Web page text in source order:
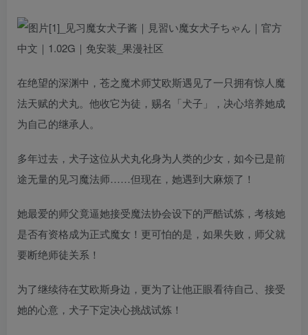
在绝望的深渊中，苍之魔术师艾欧斯遇见了一只拥有惊人魔
法天赋的犬丸。他收它为徒，赐名「犬子」，决心培养她成
为自己的继承人。
多年过去，犬子这位从犬丸化身为人类的少女，如今已是前
途无量的见习魔法师……但现在，她遇到大麻烦了！
她最爱的师父竟逼她接受魔法协会设下的严酷试炼，考核她
是否有资格成为正式魔女！更可怕的是，如果失败，师父就
要断绝师徒关系！
为了继续待在艾欧斯身边，更为了让他正眼看待自己、接受
她的心意，犬子下定决心挑战试炼！